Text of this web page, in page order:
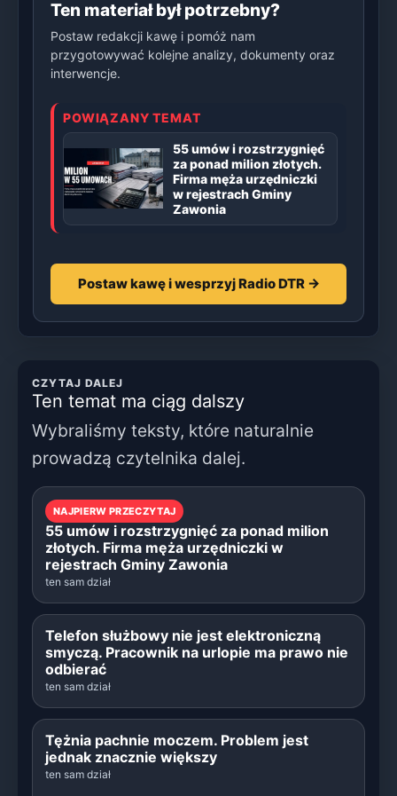
Ten materiał był potrzebny?
Postaw redakcji kawę i pomóż nam
przygotowywać kolejne analizy, dokumenty oraz
interwencje.
POWIĄZANY TEMAT
55 umów i rozstrzygnięć
za ponad milion złotych.
Firma męża urzędniczki
w rejestrach Gminy
Zawonia
Postaw kawę i wesprzyj Radio DTR →
CZYTAJ DALEJ
Ten temat ma ciąg dalszy
Wybraliśmy teksty, które naturalnie
prowadzą czytelnika dalej.
NAJPIERW PRZECZYTAJ
55 umów i rozstrzygnięć za ponad milion
złotych. Firma męża urzędniczki w
rejestrach Gminy Zawonia
ten sam dział
Telefon służbowy nie jest elektroniczną
smyczą. Pracownik na urlopie ma prawo nie
odbierać
ten sam dział
Tężnia pachnie moczem. Problem jest
jednak znacznie większy
ten sam dział